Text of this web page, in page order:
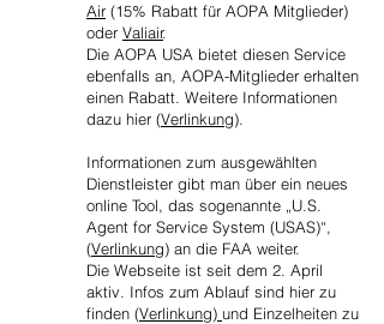
Air (15% Rabatt für AOPA Mitglieder)
oder Valiair.
Die AOPA USA bietet diesen Service
ebenfalls an, AOPA-Mitglieder erhalten
einen Rabatt. Weitere Informationen
dazu hier (Verlinkung).
Informationen zum ausgewählten
Dienstleister gibt man über ein neues
online Tool, das sogenannte „U.S.
Agent for Service System (USAS)“,
(Verlinkung) an die FAA weiter.
Die Webseite ist seit dem 2. April
aktiv. Infos zum Ablauf sind hier zu
finden (Verlinkung) und Einzelheiten zu